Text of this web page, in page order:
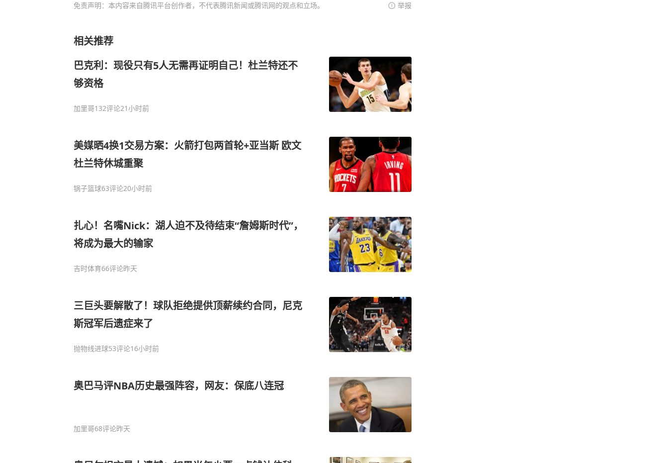
免责声明：本内容来自腾讯平台创作者，不代表腾讯新闻或腾讯网的观点和立场。 举报
相关推荐
巴克利：现役只有5人无需再证明自己！杜兰特还不
够资格
加里哥132评论21小时前
美媒晒4换1交易方案：火箭打包两首轮+亚当斯 欧文
杜兰特休城重聚
锅子篮球63评论20小时前
扎心！名嘴Nick：湖人迫不及待结束“詹姆斯时代”，
将成为最大的输家
吉时体育66评论昨天
三巨头要解散了！球队拒绝提供顶薪续约合同，尼克
斯冠军后遗症来了
抛物线进球53评论16小时前
奥巴马评NBA历史最强阵容，网友：保底八连冠
加里哥68评论昨天